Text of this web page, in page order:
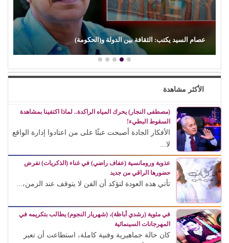
بين الدولة و(الحكومة) د. محمد الطربيلي
الأكثر مشاهدة
(مصطفى النجار) يحرك المياه الراكدة.. لماذا اكتفينا بمشاهدة
السقوط البطيء!
الأفكار الجادة أصبحت عبئًا على من اعتادوا إدارة الواقع
لا...
عذوبة ورومانسية (عفاف راضي) في غناء (الذكريات) تفرض
حضورها الراقي من جديد
تأتي هذه العودة لتؤكد أن الفن لا يتوقف عند الزمن،...
في مئوية (رشدي أباظة)، (شهريار النجوم) يطالب بتكريمه في
المهرجانات السينمائية
كان حالة جماهيرية وفنية كاملة، استطاعت أن تعبر